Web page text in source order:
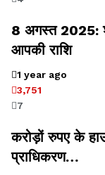
8 अगस्त 2025:
आपकी राशि
1 year ago
3,751
7
करोड़ों रुपए के
प्राधिकरण…